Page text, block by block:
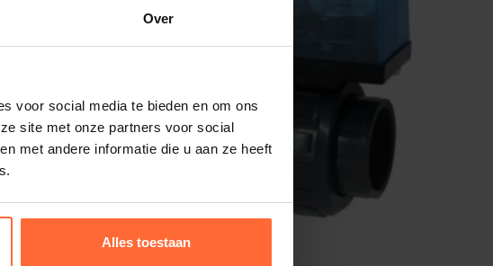
Over
voor social media te bieden en om ons
site met onze partners voor social
met andere informatie die u aan ze heeft
Alles toestaan